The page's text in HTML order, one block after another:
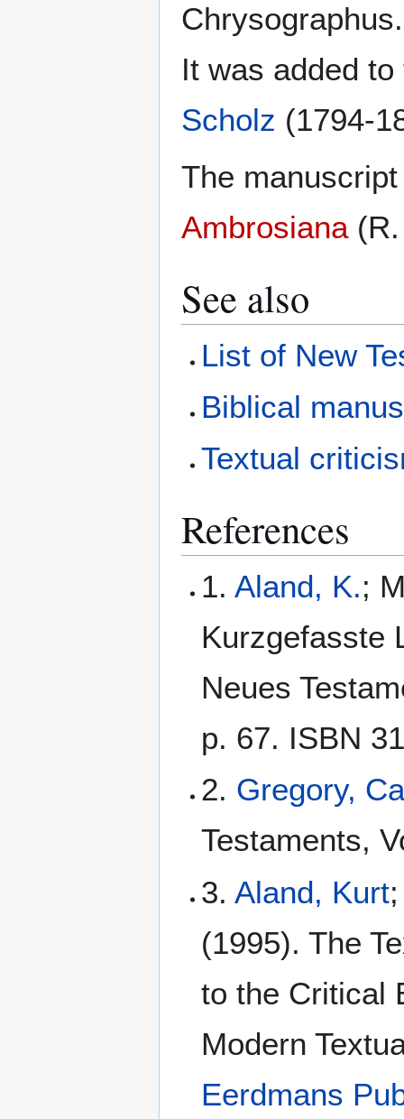
It was added
Scholz (1794-
The
Ambrosiana(R.
See also
List of New
Biblical
Textual
References
1. Aland, K.;
Kurzgefasste
Neues
p. 67. ISBN
2. Gregory,
Testaments,
3. Aland, Kurt
(1995). The
to the Critical
Modern
Eerdmans